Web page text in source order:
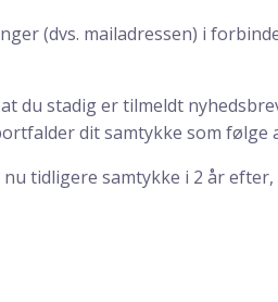
(dvs. mailadressen) i
du stadig er tilmeldt
dit samtykke som følge
tidligere samtykke i 2 år